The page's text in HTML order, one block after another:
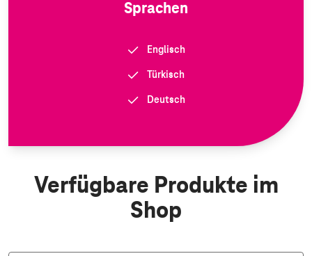
Sprachen
Englisch
Türkisch
Deutsch
Verfügbare Produkte im
Shop